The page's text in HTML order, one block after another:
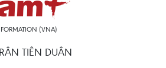
(VNA)
TIÊN DUÂN